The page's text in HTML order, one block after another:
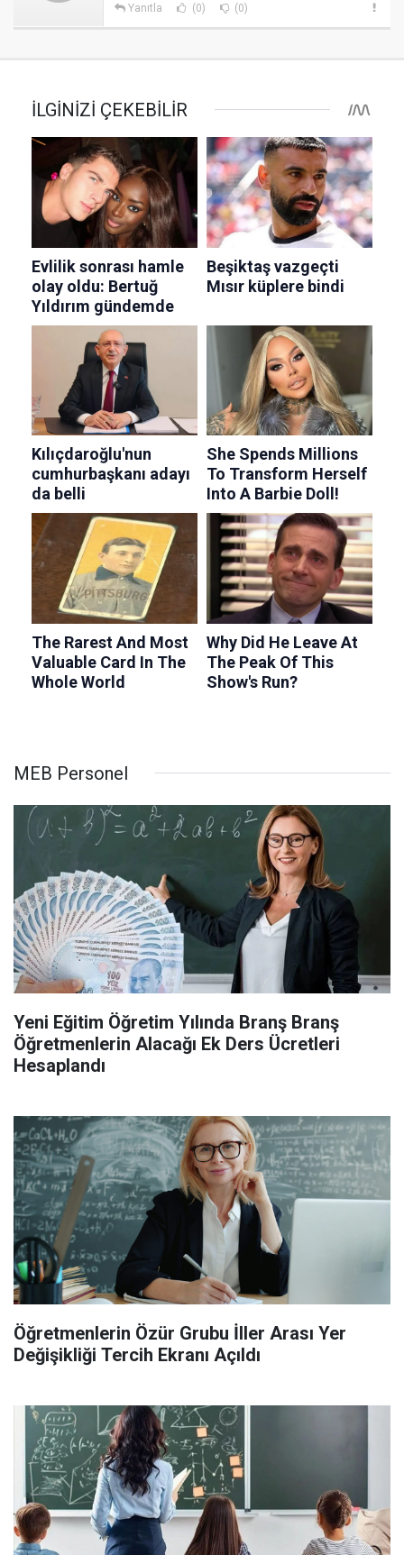
Yanıtla (0) (0)
MEB Personel
Yeni Eğitim Öğretim Yılında Branş Branş
Öğretmenlerin Alacağı Ek Ders Ücretleri
Hesaplandı
Öğretmenlerin Özür Grubu İller Arası Yer
Değişikliği Tercih Ekranı Açıldı